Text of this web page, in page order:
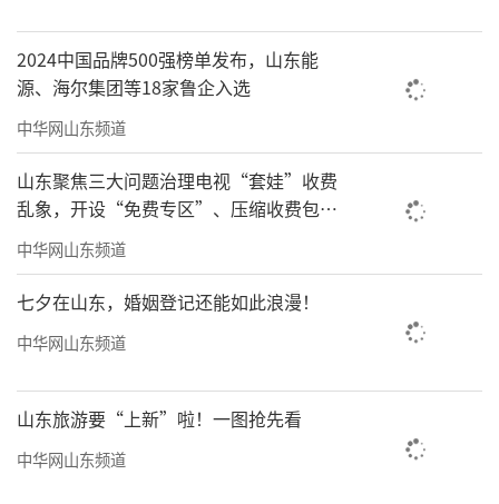
用行政执法当事人承诺，是坚持“零容忍”要
求的具体体现，不意味着当事人可以“花钱买
平安”。
关键点八：投保基金测算投资者损失
《规定》厘清承诺办理部门与调查、审理
部门之间的协调衔接机制。要求承诺办理部门
应当就案件适用当事人承诺相关事项征求调
查、审理部门的意见，适用当事人承诺的案件
调查、中止案件审理。明确承诺办理部门与承
诺金测算部门做好协调配合。由投保基金公司
2024中国品牌500强榜单发布，山东能
源、海尔集团等18家鲁企入选
中华网山东频道
山东聚焦三大问题治理电视“套娃”收费
乱象，开设“免费专区”、压缩收费包比
例70%以上
中华网山东频道
七夕在山东，婚姻登记还能如此浪漫！
中华网山东频道
山东旅游要“上新”啦！一图抢先看
中华网山东频道